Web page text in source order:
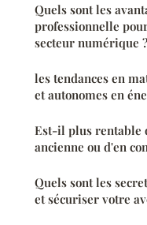
Quels sont les
professionnelle
secteur numérique ?
les tendances en
et autonomes en
Est-il plus rentable
ancienne ou d'en
Quels sont les
et sécuriser votre